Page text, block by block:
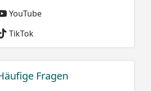
nutzen.
(siehe Reiter "Zubehör"):
YouTube
TikTok
Fragen